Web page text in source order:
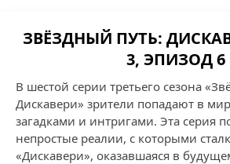
ЗВЁЗДНЫЙ ПУТЬ:
3, ЭПИЗОД 6
В шестой серии третьего сезона
Дискавери» зрители попадают в
загадками и интригами. Эта серия
непростые реалии, с которыми
«Дискавери», оказавшаяся в